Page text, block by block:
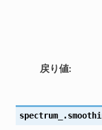
戻り値: